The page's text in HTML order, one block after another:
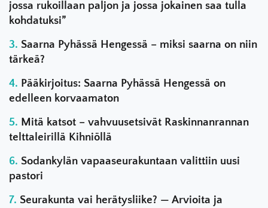
jossa rukoillaan paljon ja jossa jokainen saa tulla
kohdatuksi”
Saarna Pyhässä Hengessä – miksi saarna on niin
tärkeä?
Pääkirjoitus: Saarna Pyhässä Hengessä on
edelleen korvaamaton
Mitä katsot – vahvuusetsivät Raskinnanrannan
telttaleirillä Kihniöllä
Sodankylän vapaaseurakuntaan valittiin uusi
pastori
Seurakunta vai herätysliike? — Arvioita ja